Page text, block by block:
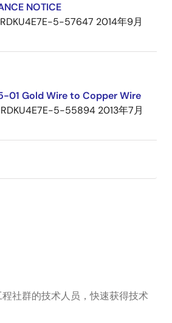
NOTICE
5-57647 2014年9月
01 Gold Wire to Copper Wire
5-55894 2013年7月
社群的技术人员，快速获得技术